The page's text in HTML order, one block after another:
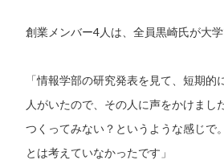
創業メンバー4人は、全員黒崎氏が大学
「情報学部の研究発表を見て、短期的
人がいたので、その人に声をかけまし
つくってみない？というような感じで
とは考えていなかったです」